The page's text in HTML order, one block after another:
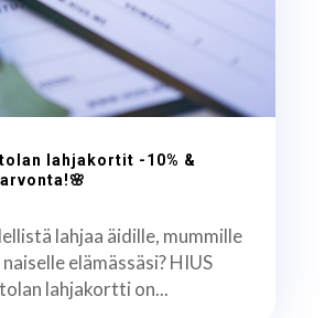
lahjakortit -10% &
lahjaa äidille, mummille
elämässäsi? HIUS
lahjakortti on...